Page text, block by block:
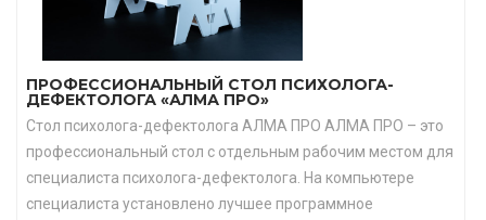
ПРОФЕССИОНАЛЬНЫЙ СТОЛ ПСИХОЛОГА-
ДЕФЕКТОЛОГА «АЛМА ПРО»
Стол психолога-дефектолога АЛМА ПРО АЛМА ПРО – это
профессиональный стол с отдельным рабочим местом для
специалиста психолога-дефектолога. На компьютере
специалиста установлено лучшее программное